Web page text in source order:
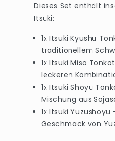
Dieses Set enthält
Itsuki:
1x Itsuki Kyushu
traditionellem
1x Itsuki Miso
leckeren
1x Itsuki Shoyu
Mischung aus
1x Itsuki
Geschmack von